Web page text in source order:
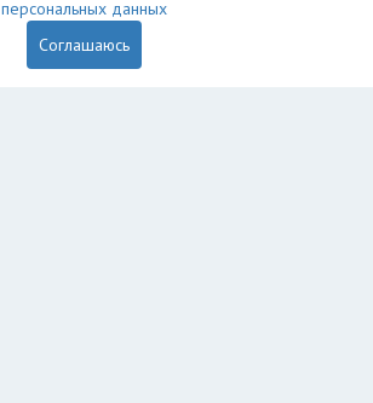
персональных данных
Соглашаюсь